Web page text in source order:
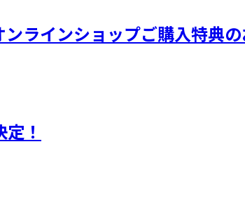
ラインショップご購入特典
！